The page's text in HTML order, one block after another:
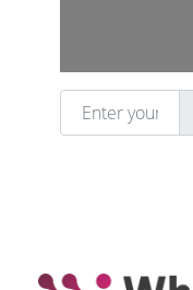
Enter your location